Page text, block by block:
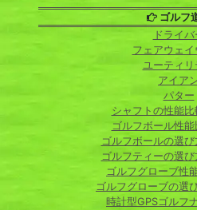
ゴルフ
ドライバ
フェアウェイ
ユーティリ
アイア
パター
シャフトの性能
ゴルフボール性
ゴルフボールの選
ゴルフティーの選
ゴルフグローブ性
ゴルフグローブの選
時計型GPSゴルフ